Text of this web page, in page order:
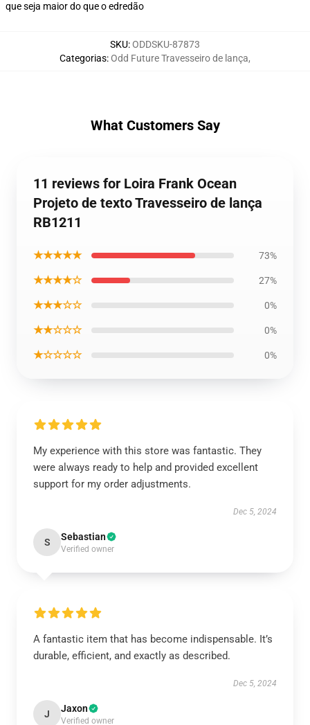
que seja maior do que o edredão
SKU:ODDSKU-87873
Categorias:Odd Future Travesseiro de lança,
What Customers Say
11 reviews for Loira Frank Ocean
Projeto de texto Travesseiro de lança
RB1211
★★★★★ 73%
★★★★☆ 27%
★★★☆☆ 0%
★★☆☆☆ 0%
★☆☆☆☆ 0%
My experience with this store was fantastic. They
were always ready to help and provided excellent
support for my order adjustments.
Dec 5, 2024
S Sebastian
Verified owner
A fantastic item that has become indispensable. It’s
durable, efficient, and exactly as described.
Dec 5, 2024
J Jaxon
Verified owner